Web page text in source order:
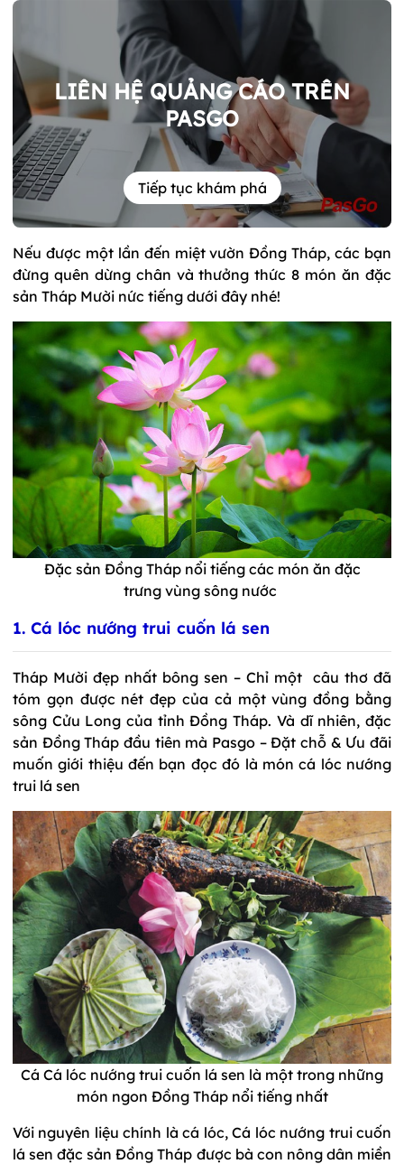
LIÊN HỆ QUẢNG CÁO TRÊN
PASGO
Tiếp tục khám phá
Nếu được một lần đến miệt vườn Đồng Tháp, các bạn
đừng quên dừng chân và thưởng thức 8 món ăn đặc
sản Tháp Mười nức tiếng dưới đây nhé!
Đặc sản Đồng Tháp nổi tiếng các món ăn đặc
trưng vùng sông nước
1. Cá lóc nướng trui cuốn lá sen
Tháp Mười đẹp nhất bông sen – Chỉ một câu thơ đã
tóm gọn được nét đẹp của cả một vùng đồng bằng
sông Cửu Long của tỉnh Đồng Tháp. Và dĩ nhiên, đặc
sản Đồng Tháp đầu tiên mà Pasgo – Đặt chỗ & Ưu đãi
muốn giới thiệu đến bạn đọc đó là món cá lóc nướng
trui lá sen
Cá Cá lóc nướng trui cuốn lá sen là một trong những
món ngon Đồng Tháp nổi tiếng nhất
Với nguyên liệu chính là cá lóc, Cá lóc nướng trui cuốn
lá sen đặc sản Đồng Tháp được bà con nông dân miền